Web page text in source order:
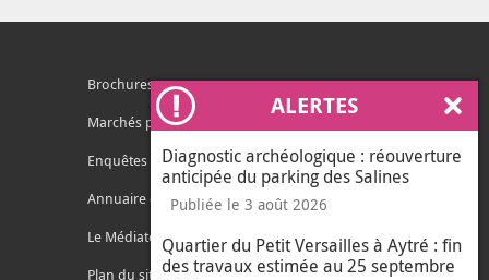
ALERTES
Diagnostic archéologique : réouverture
anticipée du parking des Salines
Publiée le 3 août 2026
Quartier du Petit Versailles à Aytré : fin
des travaux estimée au 25 septembre
Brochures
Marchés publics
Enquêtes publiques
Annuaire des services
Le Médiateur de l'Agglo
Plan du site